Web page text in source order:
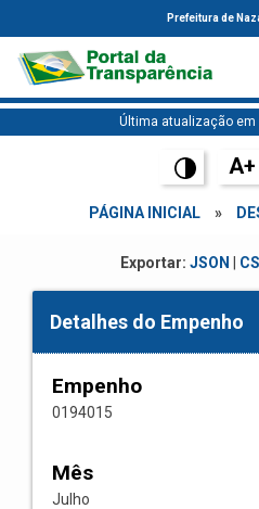
Prefeitura de
Última atualização
A+
PÁGINA INICIAL »
Exportar: JSON
Detalhes do Empenho
Empenho
0194015
Mês
Julho